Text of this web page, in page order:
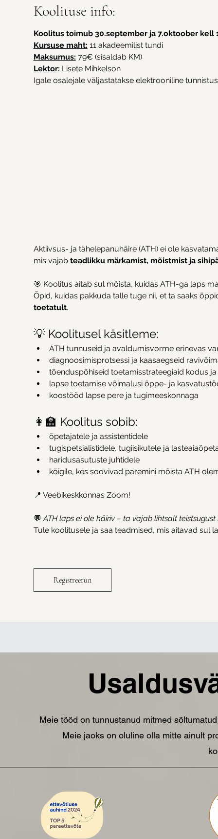
Koolituse info:
Koolitus toimub 30.september ja 7.oktoober kell
Kursuse maht: 11 akadeemilist tundi
Maksumus: 79€ (sisaldab KM)
Lektor: Lisete Mihkelson
Igale osalejale väljastatakse elektrooniline
Aktiivsus- ja tähelepanuhäire (ATH) ei ole
mis vajab teadlikku märkamist, mõistmist ja
🎯 Koolitus aitab sul mõista, kuidas ATH-ga laps
Õpid, kuidas pakkuda talle tuge nii, et ta saaks
toetatult.
💡 Koolitusel käsitleme:
ATH tunnuseid ja avaldumisvorme erinevas
diagnoosimisprotsessi ja kaasaegseid
tõenduspõhiseid toetamisstrateegiaid kodus
lapse toetamise võimalusi õppe- ja
koostööd lapse pere ja tugimeeskonnaga
👩‍🏫 Koolitus sobib:
õpetajatele ja assistentidele
tugispetsialistidele, tugiisikutele ja
haridusasutuste juhtidele
kõigile, kes soovivad paremini mõista ATH
📍 Veebikeskkonnas Zoom!
💬 ATH laps ei ole häiriv – ta vajab lihtsalt teistsugust
Tule koolitusele ja saa teadmised, mis aitavad sul
Registreerun
Meie tööd on tunnustanud mitmed
Meie jaoks on oluline olla mitte ainult